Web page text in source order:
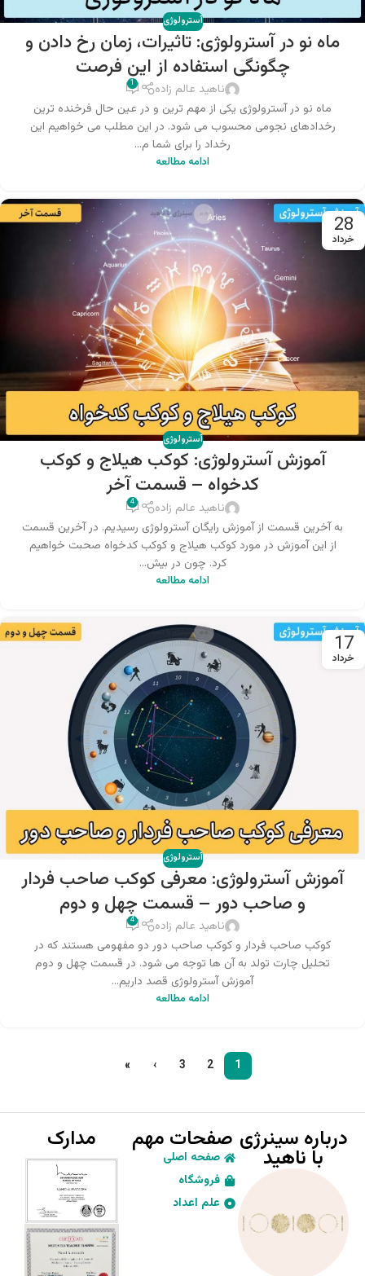
آسترولوژی
ماه نو در آسترولوژی: تاثیرات، زمان رخ دادن و
چگونگی استفاده از این فرصت
ناهید عالم زاده 1
ماه نو در آسترولوژی یکی از مهم ترین و در عین حال فرخنده ترین
رخدادهای نجومی محسوب می شود. در این مطلب می خواهیم این
رخداد را برای شما م...
ادامه مطالعه
28
خرداد
آسترولوژی
آموزش آسترولوژی: کوکب هیلاج و کوکب
کدخواه – قسمت آخر
ناهید عالم زاده 4
به آخرین قسمت از آموزش رایگان آسترولوژی رسیدیم. در آخرین قسمت
از این آموزش در مورد کوکب هیلاج و کوکب کدخواه صحبت خواهیم
کرد. چون در بیش...
ادامه مطالعه
17
خرداد
آسترولوژی
آموزش آسترولوژی: معرفی کوکب صاحب فردار
و صاحب دور – قسمت چهل و دوم
ناهید عالم زاده 4
کوکب صاحب فردار و کوکب صاحب دور دو مفهومی هستند که در
تحلیل چارت تولد به آن ها توجه می شود. در قسمت چهل و دوم
آموزش آسترولوژی قصد داریم...
ادامه مطالعه
1
2
3
›
»
درباره سینرژی
با ناهید
صفحات مهم
صفحه اصلی
فروشگاه
علم اعداد
مدارک